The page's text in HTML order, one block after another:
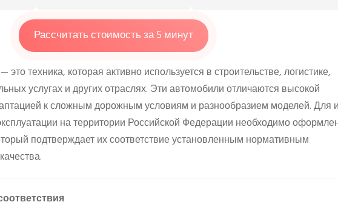
Рассчитать стоимость за 5 минут
техника, которая активно используется в строительстве, логистике,
услугах и других отраслях. Эти автомобили отличаются высокой
к сложным дорожным условиям и разнообразием моделей. Для
на территории Российской Федерации необходимо
подтверждает их соответствие установленным нормативным